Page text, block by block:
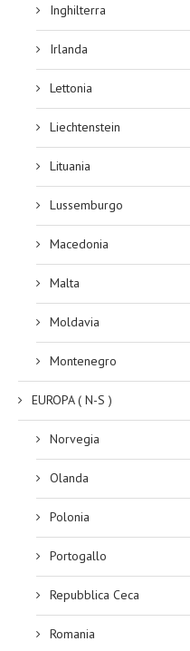
Inghilterra
Irlanda
Lettonia
Liechtenstein
Lituania
Lussemburgo
Macedonia
Malta
Moldavia
Montenegro
EUROPA ( N-S )
Norvegia
Olanda
Polonia
Portogallo
Repubblica Ceca
Romania